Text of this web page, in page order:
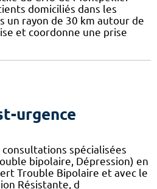
domiciliés dans les
un rayon de 30 km autour de
et coordonne une prise
urgence
spécialisées
bipolaire, Dépression) en
Trouble Bipolaire et avec le
Résistante, d